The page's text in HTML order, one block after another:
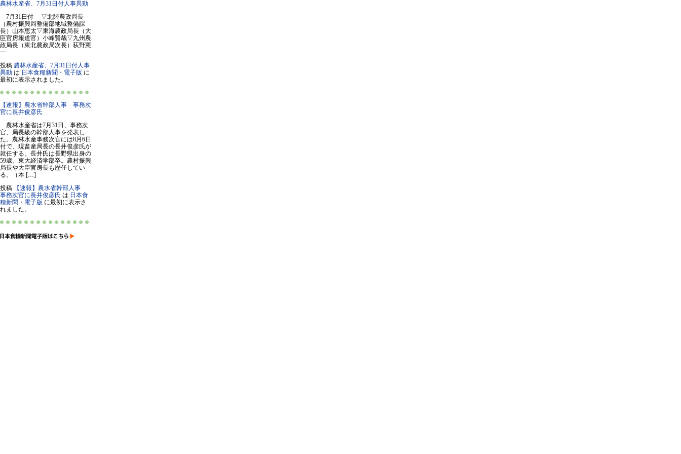
農林水産省、7月31日付人事異動
7月31日付 ▽北陸農政局長
（農村振興局整備部地域整備課
長）山本恵太▽東海農政局長（大
臣官房報道官）小峰賢哉▽九州農
政局長（東北農政局次長）荻野憲
一
投稿 農林水産省、7月31日付人事
異動 は 日本食糧新聞・電子版 に
最初に表示されました。
【速報】農水省幹部人事 事務次
官に長井俊彦氏
農林水産省は7月31日、事務次
官、局長級の幹部人事を発表し
た。農林水産事務次官には8月6日
付で、現畜産局長の長井俊彦氏が
就任する。長井氏は長野県出身の
59歳、東大経済学部卒。農村振興
局長や大臣官房長も歴任してい
る。（本 […]
投稿
【速報】農水省幹部人事
事務次官に長井俊彦氏 は 日本食
糧新聞・電子版 に最初に表示さ
れました。